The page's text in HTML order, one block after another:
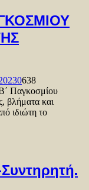
0638
Παγκοσμίου
βλήματα και
ιδιώτη το